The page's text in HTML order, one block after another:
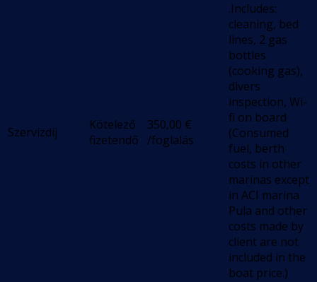
Szervízdíj
Kötelező
fizetendő
350,00 €
/foglalás
.Includes:
cleaning, bed
lines, 2 gas
bottles
(cooking gas),
divers
inspection, Wi-
fi on board
(Consumed
fuel, berth
costs in other
marinas except
in ACI marina
Pula and other
costs made by
client are not
included in the
boat price.)